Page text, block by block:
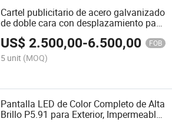
Cartel publicitario de acero galvanizado
de doble cara con desplazamiento para
el centro de la ciudad
US$2.500,00-6.500,00 FOB
5 unit (MOQ)
Pantalla LED de Color Completo de Alta
Brillo P5.91 para Exterior, Impermeable,